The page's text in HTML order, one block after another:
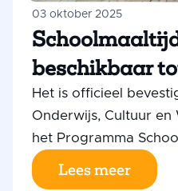
03 oktober 2025
beschikbaar
Het is officieel
Onderwijs, Cultuur
het Programma
huidige vorm tot en
goede nieuws geeft
Lees meer